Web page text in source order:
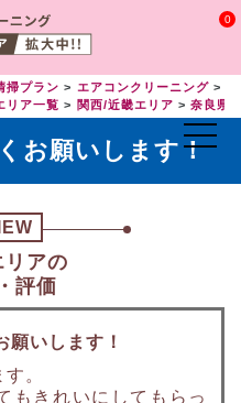
0
掃プラン エアコンクリーニング
リア一覧 関西/近畿エリア 奈良県
お願いします！
リアの
評価
願いします！
。
もきれいにしてもらっ